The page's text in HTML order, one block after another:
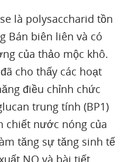
là polysaccharid tồn
Bán biên liên và có
của thảo mộc khô.
cho thấy các hoạt
điều chỉnh chức
trung tính (BP1)
chiết nước nóng của
tăng sự tăng sinh tế
NO và bài tiết